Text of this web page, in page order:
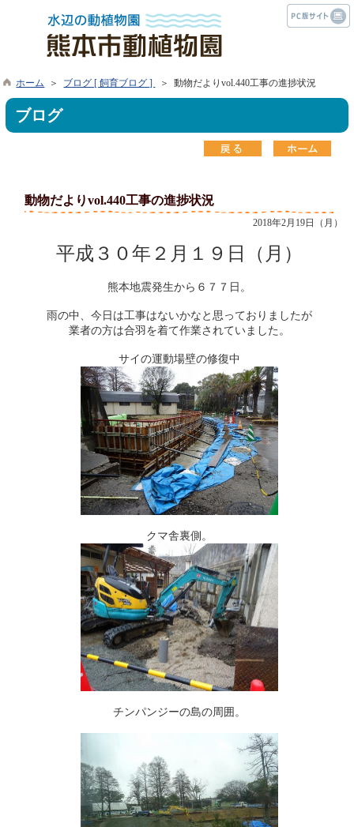
ホーム ＞ ブログ [ 飼育ブログ ] ＞ 動物だよりvol.440工事の進捗状況
ブログ
動物だよりvol.440工事の進捗状況
2018年2月19日（月）
平成３０年２月１９日（月）
熊本地震発生から６７７日。
雨の中、今日は工事はないかなと思っておりましたが
業者の方は合羽を着て作業されていました。
サイの運動場壁の修復中
クマ舎裏側。
チンパンジーの島の周囲。